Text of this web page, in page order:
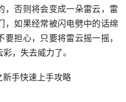
，否则将会变成一朵雷云，雷
，如果经常被闪电劈中的话绵
担心，只要将雷云摇一摇，
，失去威力了。